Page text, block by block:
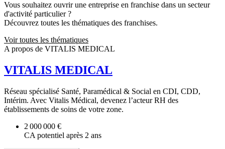
Vous souhaitez ouvrir une entreprise en franchise dans un secteur
d'activité particulier ?
Découvrez toutes les thématiques des franchises.
Voir toutes les thématiques
A propos de VITALIS MEDICAL
VITALIS MEDICAL
Réseau spécialisé Santé, Paramédical & Social en CDI, CDD,
Intérim. Avec Vitalis Médical, devenez l’acteur RH des
établissements de soins de votre zone.
2 000 000 €
CA potentiel après 2 ans